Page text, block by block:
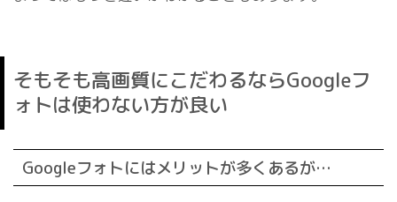
そもそも高画質にこだわるならGoogleフ
ォトは使わない方が良い
Googleフォトにはメリットが多くあるが…